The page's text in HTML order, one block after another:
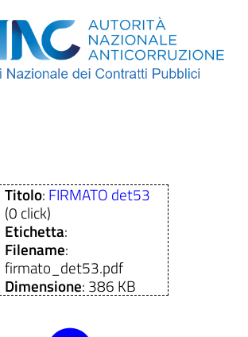
Titolo: FIRMATO det53
(0 click)
Etichetta:
Filename:
firmato_det53.pdf
Dimensione: 386 KB